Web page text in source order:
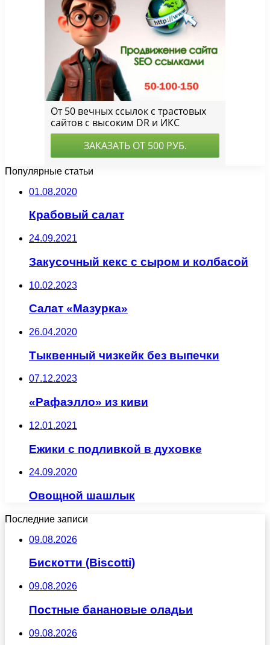
Популярные статьи
01.08.2020
Крабовый салат
24.09.2021
Закусочный кекс с сыром и колбасой
10.02.2023
Салат «Мазурка»
26.04.2020
Тыквенный чизкейк без выпечки
07.12.2023
«Рафаэлло» из киви
12.01.2021
Ежики с подливкой в духовке
24.09.2020
Овощной шашлык
Последние записи
09.08.2026
Бискотти (Biscotti)
09.08.2026
Постные банановые оладьи
09.08.2026